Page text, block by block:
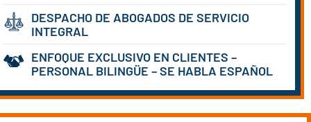
DESPACHO DE ABOGADOS DE SERVICIO
INTEGRAL
ENFOQUE EXCLUSIVO EN CLIENTES –
PERSONAL BILINGÜE – SE HABLA ESPAÑOL